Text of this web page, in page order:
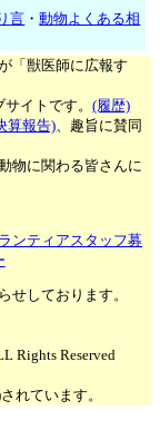
言 ・動物よくある相
「獣医師に広報す
サイトです。(履歴)
算報告)、趣旨に賛同
物に関わる皆さんに
ンティアスタッフ募
せしております。
Rights Reserved
れています。